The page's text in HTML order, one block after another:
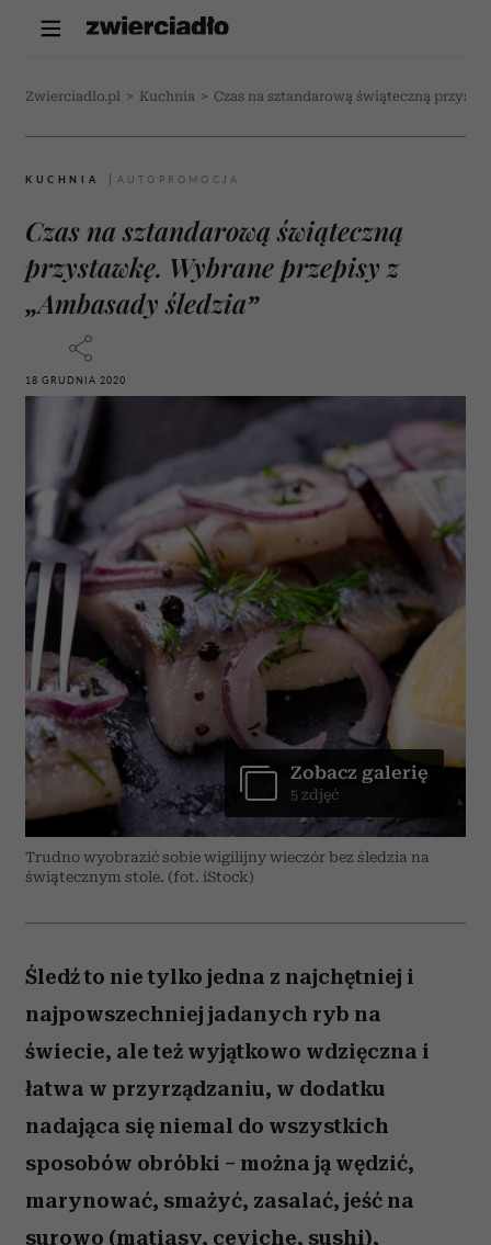
Zwierciadlo.pl > Kuchnia > Czas na sztandarową świąteczną
KUCHNIA
Czas na sztandarową świąteczną
przystawkę. Wybrane przepisy z
„Ambasady śledzia”
18 GRUDNIA 2020
Trudno wyobrazić sobie wigilijny wieczór bez śledzia na
świątecznym stole. (fot. iStock)
Zobacz galerię
5 zdjęć
Śledź to nie tylko jedna z najchętniej i
najpowszechniej jadanych ryb na
świecie, ale też wyjątkowo wdzięczna i
łatwa w przyrządzaniu, w dodatku
nadająca się niemal do wszystkich
sposobów obróbki – można ją wędzić,
marynować, smażyć, zasalać, jeść na
surowo (matiasy, ceviche, sushi),